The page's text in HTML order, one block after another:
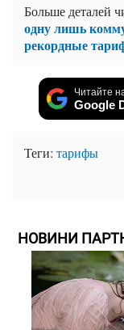
Больше деталей
одну лишь
рекордные
Читайте
Google
Теги: тарифы
НОВИНИ